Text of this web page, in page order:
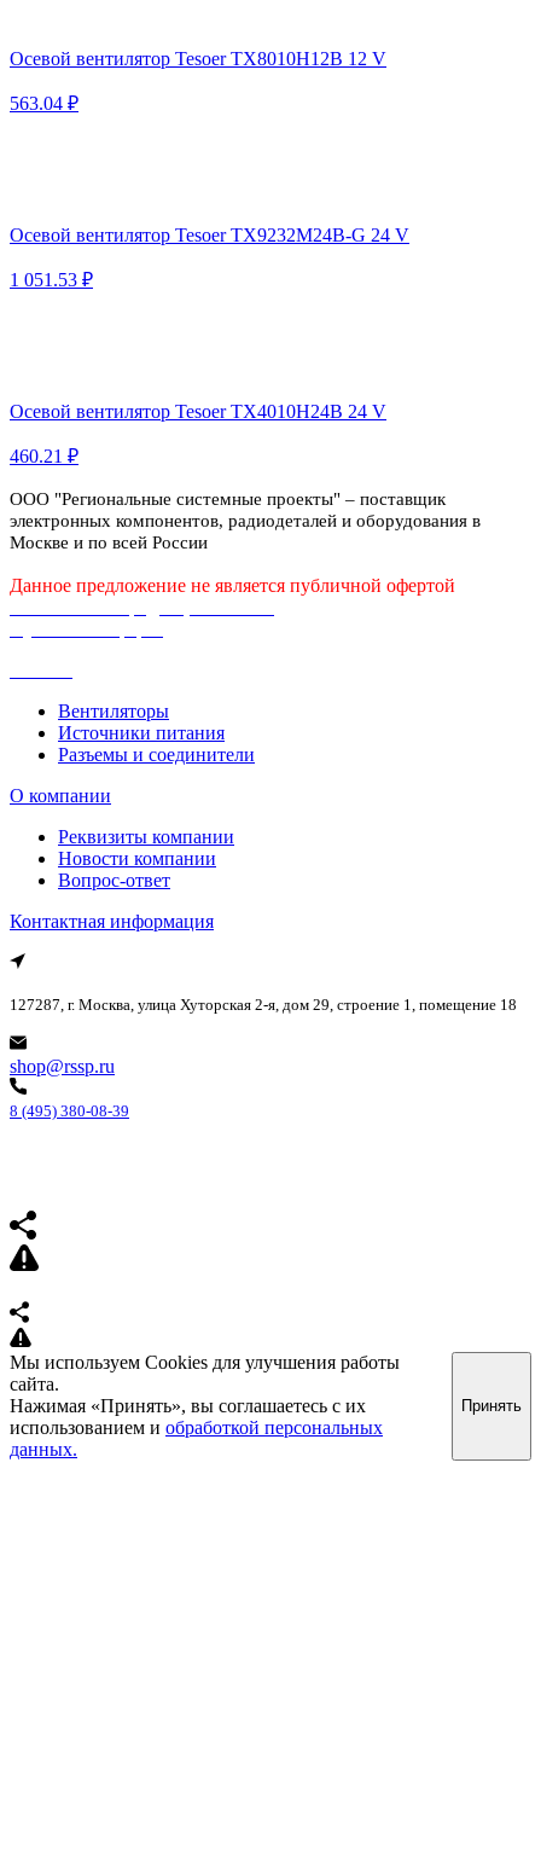
Осевой вентилятор Tesoer TX8010H12B 12 V
563.04 ₽
Осевой вентилятор Tesoer TX9232M24B-G 24 V
1 051.53 ₽
Осевой вентилятор Tesoer TX4010H24B 24 V
460.21 ₽
ООО "Региональные системные проекты" – поставщик
электронных компонентов, радиодеталей и оборудования в
Москве и по всей России
Данное предложение не является публичной офертой
Вентиляторы
Источники питания
Разъемы и соединители
О компании
Реквизиты компании
Новости компании
Вопрос-ответ
Контактная информация
127287, г. Москва, улица Хуторская 2-я, дом 29, строение 1, помещение 18
shop@rssp.ru
8 (495) 380-08-39
Мы используем Cookies для улучшения работы
сайта.
Нажимая «Принять», вы соглашаетесь с их
использованием и обработкой персональных
данных.
Принять